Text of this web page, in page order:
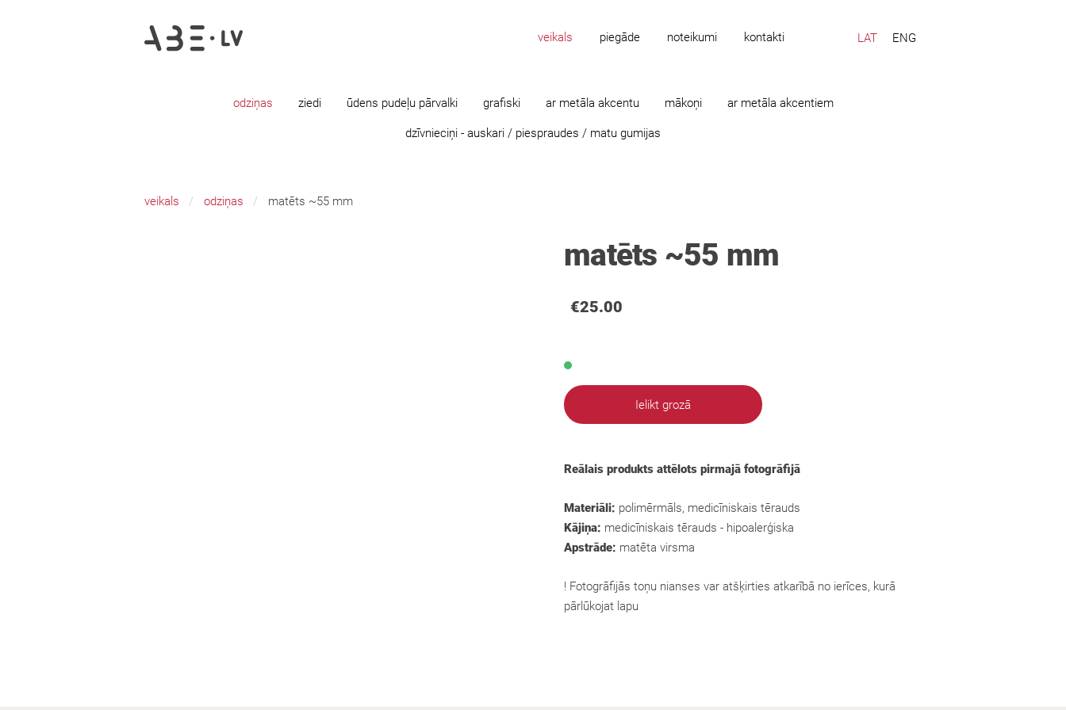
veikals piegāde noteikumi kontakti LAT ENG
odziņas ziedi ūdens pudeļu pārvalki grafiski ar metāla akcentu mākoņi ar metāla akcentiem
dzīvnieciņi - auskari / piespraudes / matu gumijas
veikals odziņas matēts ~55 mm
matēts ~55 mm
€25.00
Ielikt grozā
Reālais produkts attēlots pirmajā fotogrāfijā
Materiāli: polimērmāls, medicīniskais tērauds
Kājiņa: medicīniskais tērauds - hipoalerģiska
Apstrāde: matēta virsma
! Fotogrāfijās toņu nianses var atšķirties atkarībā no ierīces, kurā
pārlūkojat lapu